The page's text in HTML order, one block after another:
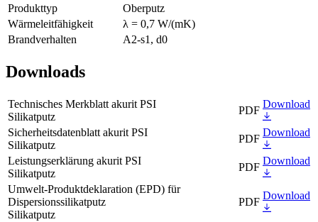
Produkttyp
Oberputz
Wärmeleitfähigkeit
λ = 0,7 W/(mK)
Brandverhalten
A2-s1, d0
Downloads
Technisches Merkblatt akurit PSI
Silikatputz
PDF
Download
Sicherheitsdatenblatt akurit PSI
Silikatputz
PDF
Download
Leistungserklärung akurit PSI
Silikatputz
PDF
Download
Umwelt-Produktdeklaration (EPD) für
Dispersionssilikatputz
Silikatputz
PDF
Download